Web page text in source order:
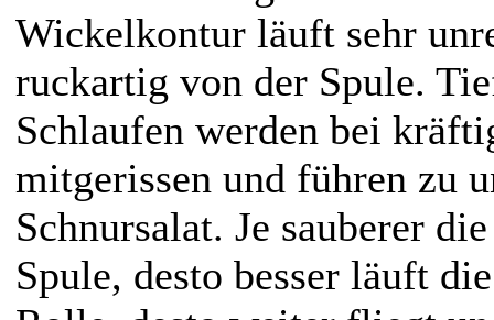
Wickelkontur läuft sehr
ruckartig von der Spule.
Schlaufen werden bei
mitgerissen und führen zu
Schnursalat. Je sauberer
Spule, desto besser läuft